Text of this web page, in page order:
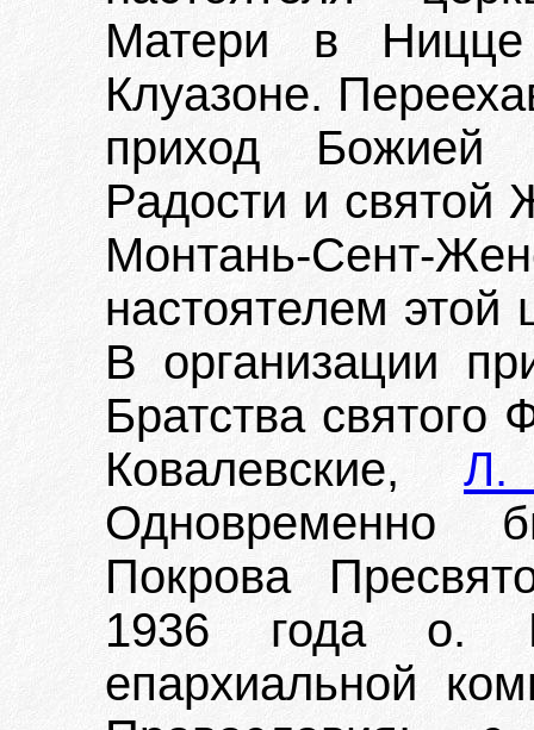
Матери в
Клуазоне.
приход Божией
Радости и
Монтань-
настоятелем этой
В организации
Братства святого
Ковалевские, Л.
Одновременно
Покрова
1936 года о.
епархиальной